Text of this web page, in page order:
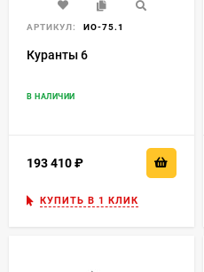
АРТИКУЛ: ИО-75.1
Куранты 6
В НАЛИЧИИ
193 410
КУПИТЬ В 1 КЛИК